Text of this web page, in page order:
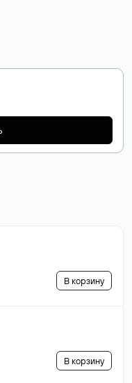
В корзину
В корзину